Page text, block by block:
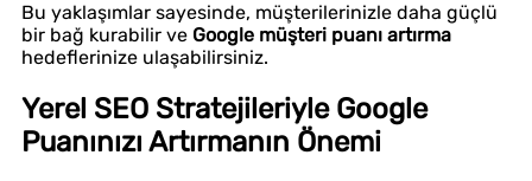
Bu yaklaşımlar sayesinde, müşterilerinizle daha güçlü
bir bağ kurabilir ve Google müşteri puanı artırma
hedeflerinize ulaşabilirsiniz.
Yerel SEO Stratejileriyle Google
Puanınızı Artırmanın Önemi